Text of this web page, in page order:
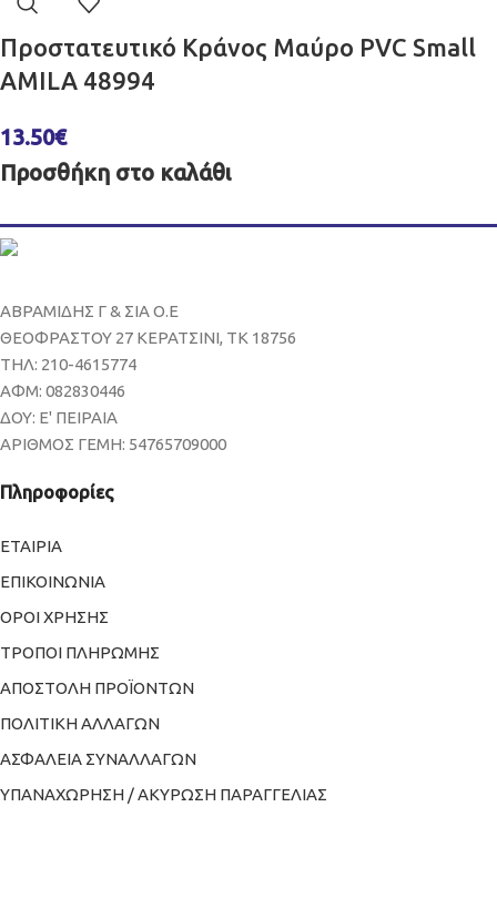
Προστατευτικό Κράνος Μαύρο PVC Small
AMILA 48994
13.50€
Προσθήκη στο καλάθι
ΑΒΡΑΜΙΔΗΣ Γ & ΣΙΑ Ο.Ε
ΘΕΟΦΡΑΣΤΟΥ 27 ΚΕΡΑΤΣΙΝΙ, ΤΚ 18756
ΤΗΛ: 210-4615774
ΑΦΜ: 082830446
ΔΟΥ: Ε' ΠΕΙΡΑΙΑ
ΑΡΙΘΜΟΣ ΓΕΜΗ: 54765709000
Πληροφορίες
ΕΤΑΙΡΙΑ
ΕΠΙΚΟΙΝΩΝΙΑ
ΟΡΟΙ ΧΡΗΣΗΣ
ΤΡΟΠΟΙ ΠΛΗΡΩΜΗΣ
ΑΠΟΣΤΟΛΗ ΠΡΟΪΟΝΤΩΝ
ΠΟΛΙΤΙΚΗ ΑΛΛΑΓΩΝ
ΑΣΦΑΛΕΙΑ ΣΥΝΑΛΛΑΓΩΝ
ΥΠΑΝΑΧΩΡΗΣΗ / ΑΚΥΡΩΣΗ ΠΑΡΑΓΓΕΛΙΑΣ